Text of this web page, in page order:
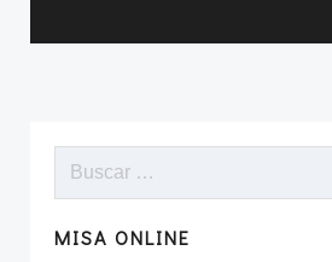
Buscar:
MISA ONLINE